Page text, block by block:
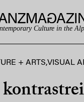
Culture in the
+ ARTS,VISUAL